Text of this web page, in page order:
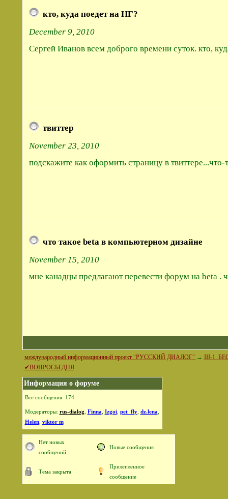
кто, куда поедет на НГ?
December 9, 2010
Сергей Иванов всем доброго времени суток. кто,
твиттер
November 23, 2010
подскажите как оформить страницу в
что такое beta в компьютерном дизайне
November 15, 2010
мне канадцы предлагают перевести форум на beta .
международный информационный проект "РУССКИЙ ДИАЛОГ" → III-1.
✔ВОПРОСЫ ДНЯ
Информация о форуме
Все сообщения: 174
Модераторы: rus-dialog Finna Izgoi, pet_fly, dz.lena
Helen, viktor m
Нет новых
сообщений
Новые сообщения
Тема закрыта
Прилепленное
сообщение